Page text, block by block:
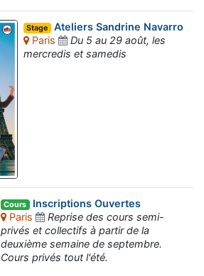
Stage Ateliers Sandrine Navarro
Paris
Du 5 au 29 août, les
mercredis et samedis
Cours Inscriptions Ouvertes
Paris
Reprise des cours semi-
privés et collectifs à partir de la
deuxième semaine de septembre.
Cours privés tout l'été.